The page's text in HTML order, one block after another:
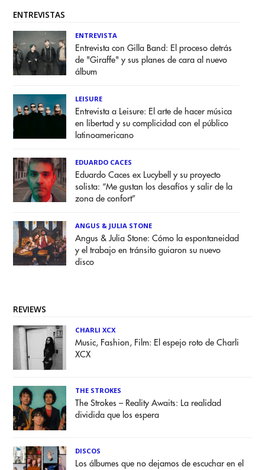
ENTREVISTAS
ENTREVISTA
Entrevista con Gilla Band: El proceso detrás
de "Giraffe" y sus planes de cara al nuevo
álbum
LEISURE
Entrevista a Leisure: El arte de hacer música
en libertad y su complicidad con el público
latinoamericano
EDUARDO CACES
Eduardo Caces ex Lucybell y su proyecto
solista: “Me gustan los desafíos y salir de la
zona de confort”
ANGUS & JULIA STONE
Angus & Julia Stone: Cómo la espontaneidad
y el trabajo en tránsito guiaron su nuevo
disco
REVIEWS
CHARLI XCX
Music, Fashion, Film: El espejo roto de Charli
XCX
THE STROKES
The Strokes – Reality Awaits: La realidad
dividida que los espera
DISCOS
Los álbumes que no dejamos de escuchar en el